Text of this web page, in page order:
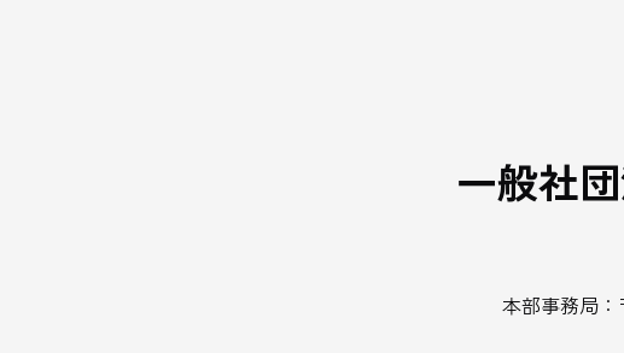
一般社
本部事務局：